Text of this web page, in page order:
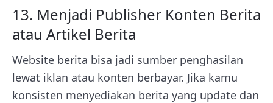
13. Menjadi Publisher Konten Berita
atau Artikel Berita
Website berita bisa jadi sumber penghasilan
lewat iklan atau konten berbayar. Jika kamu
konsisten menyediakan berita yang update dan